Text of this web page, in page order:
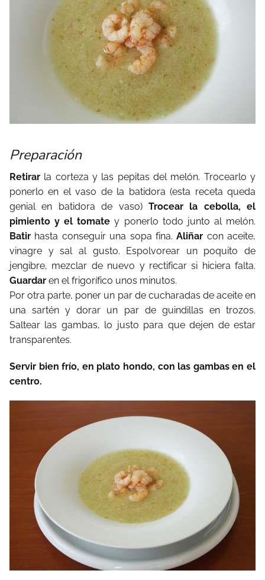
Preparación
Retirar la corteza y las pepitas del melón. Trocearlo y
ponerlo en el vaso de la batidora (esta receta queda
genial en batidora de vaso)Trocear la cebolla, el
pimiento y el tomate y ponerlo todo junto al melón.
Batir hasta conseguir una sopa fina.Aliñar con aceite,
vinagre y sal al gusto. Espolvorear un poquito de
jengibre, mezclar de nuevo y rectificar si hiciera falta.
Guardar en el frigorífico unos minutos.
Por otra parte, poner un par de cucharadas de aceite en
una sartén y dorar un par de guindillas en trozos.
Saltear las gambas, lo justo para que dejen de estar
transparentes.
Servir bien frío, en plato hondo, con las gambas en el
centro.